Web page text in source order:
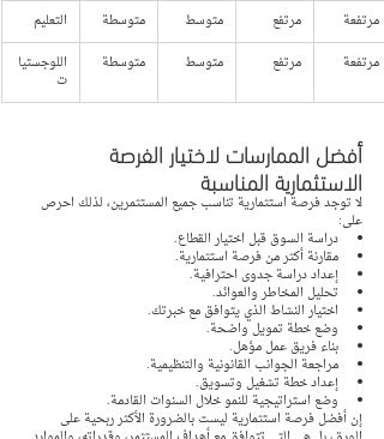
التعليم متوسطة متوسط مرتفع
مرتفعة
اللوجستيا
ت
متوسطة متوسط مرتفع مرتفعة
أفضل الممارسات لاختيار الفرصة
الاستثمارية المناسبة
لا توجد فرصة استثمارية تناسب جميع المستثمرين، لذلك احرص
على:
دراسة السوق قبل اختيار القطاع.
مقارنة أكثر من فرصة استثمارية.
إعداد دراسة جدوى احترافية.
تحليل المخاطر والعوائد.
اختيار النشاط الذي يتوافق مع خبرتك.
وضع خطة تمويل واضحة.
بناء فريق عمل مؤهل.
مراجعة الجوانب القانونية والتنظيمية.
إعداد خطة تشغيل وتسويق.
وضع استراتيجية للنمو خلال السنوات القادمة.
إن أفضل فرصة استثمارية ليست بالضرورة الأكثر ربحية على